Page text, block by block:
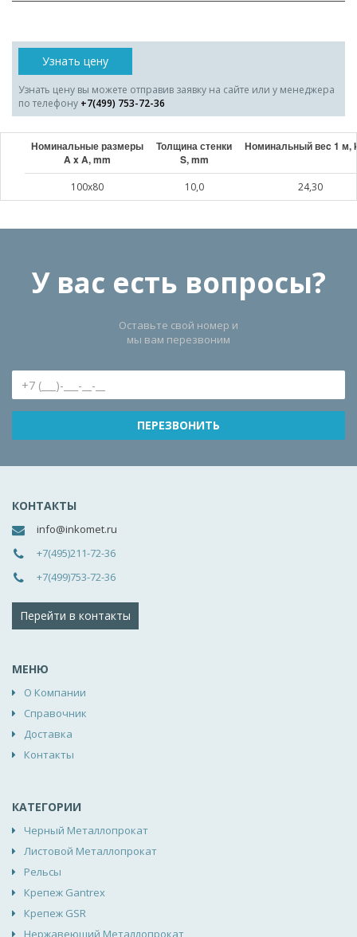
Узнать цену
Узнать цену вы можете отправив заявку на сайте или у менеджера
по телефону +7(499) 753-72-36
Номинальные размеры
A x A, mm
Толщина стенки
S, mm
Номинальный веc 1 м,
100x80 10,0 24,30
У вас есть вопросы?
Оставьте свой номер и
мы вам перезвоним
КОНТАКТЫ
info@inkomet.ru
+7(495)211-72-36
+7(499)753-72-36
Перейти в контакты
МЕНЮ
О Компании
Справочник
Доставка
Контакты
КАТЕГОРИИ
Черный Металлопрокат
Листовой Металлопрокат
Рельсы
Крепеж Gantrex
Крепеж GSR
Нержавеющий Металлопрокат